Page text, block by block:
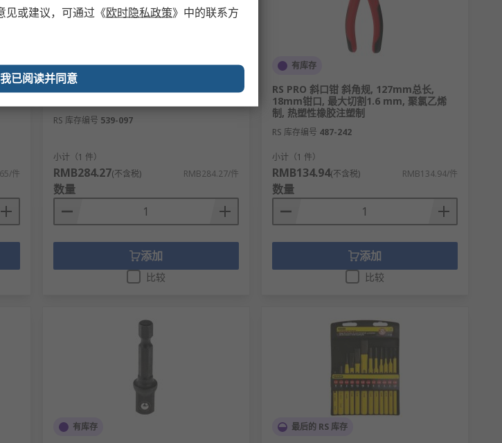
盘
件
有库存
RS PRO 木柄 木锤, 延展性铁头 1070 g,
RS 库存编号 539-097
小计（1 件）
RMB284.27(不含税) RMB284.27/件
数量
添加
比较
有库存
RS PRO 斜口钳 斜角规, 127mm总长,
18mm钳口, 最大切割1.6 mm, 聚氯乙烯
制, 热塑性橡胶注塑制
RS 库存编号 487-242
小计（1 件）
RMB134.94(不含税) RMB134.94/件
数量
添加
比较
有库存 最后的 RS 库存
见或建议，可通过 《欧时隐私政策》 中的联系方
我已阅读并同意